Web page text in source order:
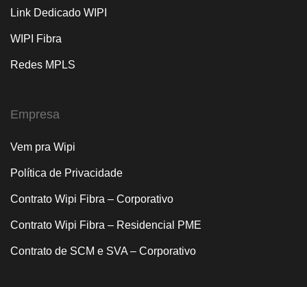
Link Dedicado WIPI
WIPI Fibra
Redes MPLS
Empresa
Vem pra Wipi
Política de Privacidade
Contrato Wipi Fibra – Corporativo
Contrato Wipi Fibra – Residencial PME
Contrato de SCM e SVA – Corporativo